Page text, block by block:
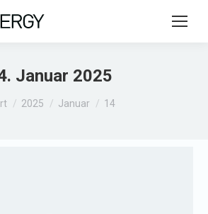
Januar 2025
befinden sich hier:
2025 Januar 14